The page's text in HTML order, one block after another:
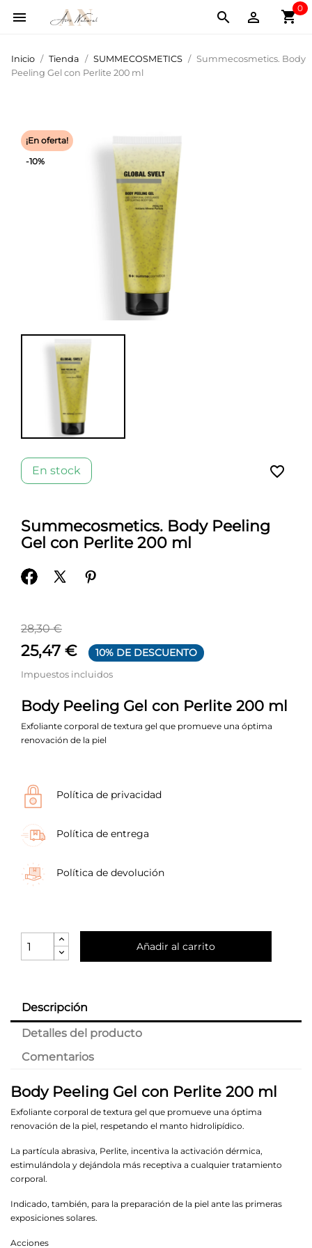
 shopping_cart
0


Inicio Tienda SUMMECOSMETICS
Summecosmetics. Body
Peeling Gel con Perlite 200 ml
¡En oferta!
-10%
En stock favorite_border
Summecosmetics. Body Peeling
Gel con Perlite 200 ml
28,30 €
25,47 € 10% DE DESCUENTO
Impuestos incluidos
Body Peeling Gel con Perlite 200 ml
Exfoliante corporal de textura gel que promueve una óptima
renovación de la piel
Política de privacidad
Política de entrega
Política de devolución
Añadir al carrito
Descripción
Detalles del producto
Comentarios
Body Peeling Gel con Perlite 200 ml
Exfoliante corporal de textura gel que promueve una óptima
renovación de la piel, respetando el manto hidrolipídico.
La partícula abrasiva, Perlite, incentiva la activación dérmica,
estimulándola y dejándola más receptiva a cualquier tratamiento
corporal.
Indicado, también, para la preparación de la piel ante las primeras
exposiciones solares.
Acciones